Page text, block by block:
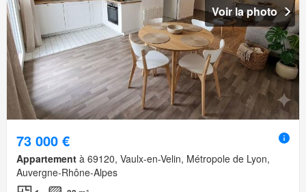
Voir la photo
73 000 €
Appartement à 69120, Vaulx-en-Velin, Métropole de Lyon,
Auvergne-Rhône-Alpes